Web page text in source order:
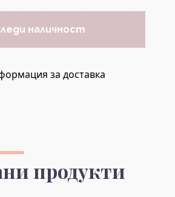
наличност
за доставка
продукти